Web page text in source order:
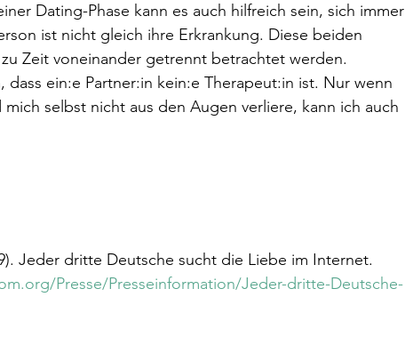
Dating-Phase kann es auch hilfreich sein, sich immer
ist nicht gleich ihre Erkrankung. Diese beiden
Zeit voneinander getrennt betrachtet werden.
ein:e Partner:in kein:e Therapeut:in ist. Nur wenn
selbst nicht aus den Augen verliere, kann ich auch
Jeder dritte Deutsche sucht die Liebe im Internet.
Presse/Presseinformation/Jeder-dritte-Deutsche-